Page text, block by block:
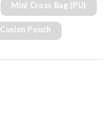
Mini Cross Bag (PU)
Cusion Pouch